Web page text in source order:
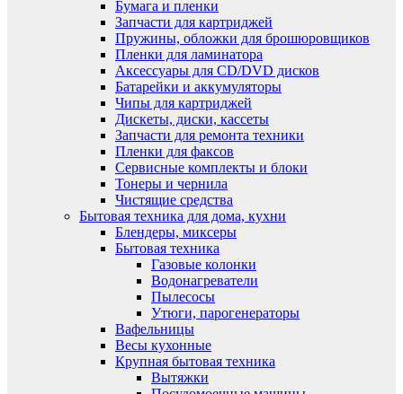
Бумага и пленки
Запчасти для картриджей
Пружины, обложки для брошюровщиков
Пленки для ламинатора
Аксессуары для CD/DVD дисков
Батарейки и аккумуляторы
Чипы для картриджей
Дискеты, диски, кассеты
Запчасти для ремонта техники
Пленки для факсов
Сервисные комплекты и блоки
Тонеры и чернила
Чистящие средства
Бытовая техника для дома, кухни
Блендеры, миксеры
Бытовая техника
Газовые колонки
Водонагреватели
Пылесосы
Утюги, парогенераторы
Вафельницы
Весы кухонные
Крупная бытовая техника
Вытяжки